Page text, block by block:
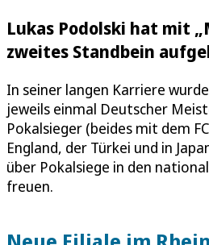
Lukas Podolski hat mit
zweites Standbein
In seiner langen Karriere
jeweils einmal Deutscher
Pokalsieger (beides mit dem
England, der Türkei und in
über Pokalsiege in den
freuen.